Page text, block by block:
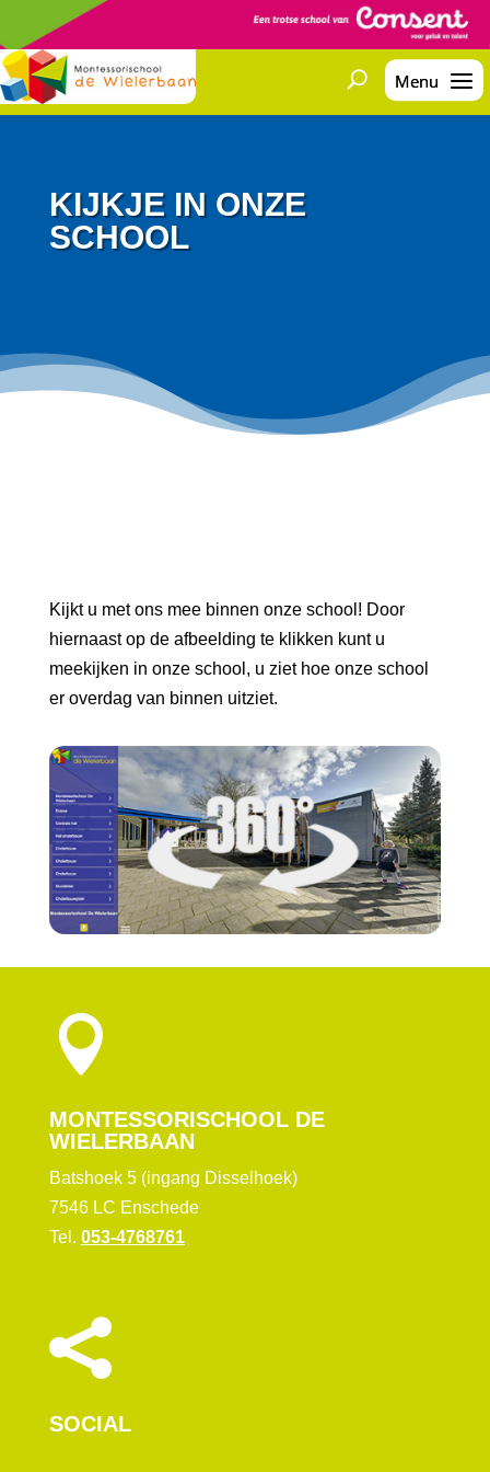
KIJKJE IN ONZE
SCHOOL
Kijkt u met ons mee binnen onze school! Door
hiernaast op de afbeelding te klikken kunt u
meekijken in onze school, u ziet hoe onze school
er overdag van binnen uitziet.

MONTESSORISCHOOL DE
WIELERBAAN
Batshoek 5 (ingang Disselhoek)
7546 LC Enschede​
Tel. 053-4768761

SOCIAL